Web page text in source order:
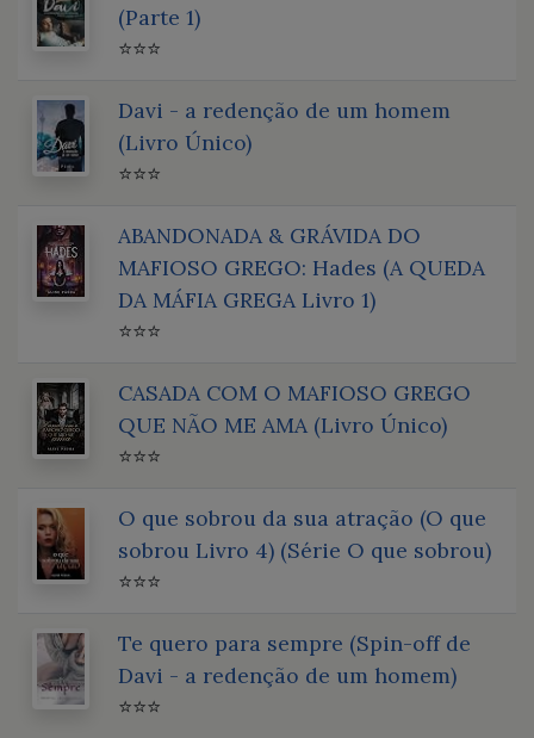
(Parte 1)
⭐⭐⭐
Davi - a redenção de um homem
(Livro Único)
⭐⭐⭐
ABANDONADA & GRÁVIDA DO
MAFIOSO GREGO: Hades (A QUEDA
DA MÁFIA GREGA Livro 1)
⭐⭐⭐
CASADA COM O MAFIOSO GREGO
QUE NÃO ME AMA (Livro Único)
⭐⭐⭐
O que sobrou da sua atração (O que
sobrou Livro 4) (Série O que sobrou)
⭐⭐⭐
Te quero para sempre (Spin-off de
Davi - a redenção de um homem)
⭐⭐⭐